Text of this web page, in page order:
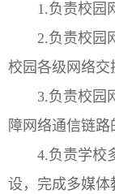
1.负责校园
2.负责校园
校园各级网络交
3.负责校园
障网络通信链路
4.负责学校
设，完成多媒体